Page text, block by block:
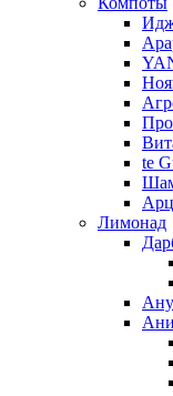
te
Лимонад
Ани